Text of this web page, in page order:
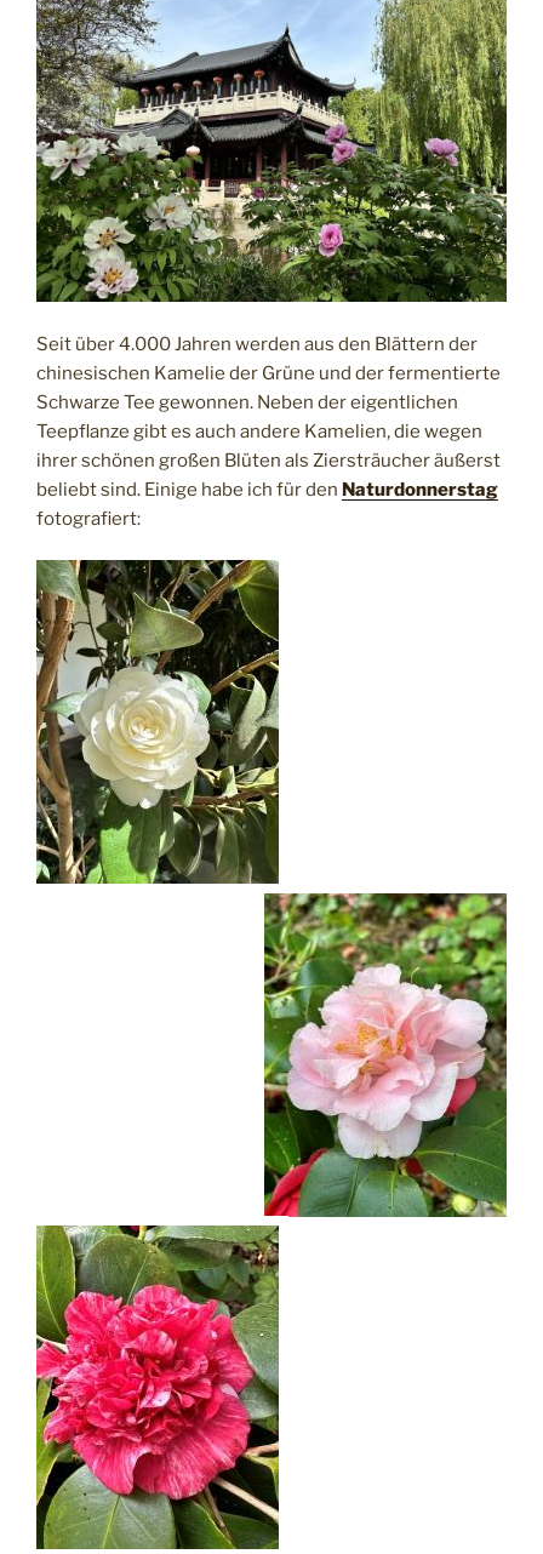
Seit über 4.000 Jahren werden aus den Blättern der
chinesischen Kamelie der Grüne und der fermentierte
Schwarze Tee gewonnen. Neben der eigentlichen
Teepflanze gibt es auch andere Kamelien, die wegen
ihrer schönen großen Blüten als Ziersträucher äußerst
beliebt sind. Einige habe ich für den Naturdonnerstag
fotografiert: